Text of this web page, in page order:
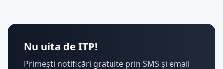
Nu uita de ITP!
Primești notificări gratuite prin SMS și email